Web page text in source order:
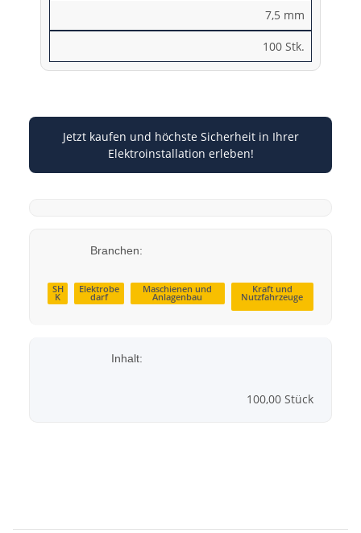
7,5 mm
100 Stk.
Jetzt kaufen und höchste Sicherheit in Ihrer
Elektroinstallation erleben!
Branchen:
SH
K
Elektrobe
darf
Maschienen und
Anlagenbau
Kraft und
Nutzfahrzeuge
Inhalt:
100,00 Stück